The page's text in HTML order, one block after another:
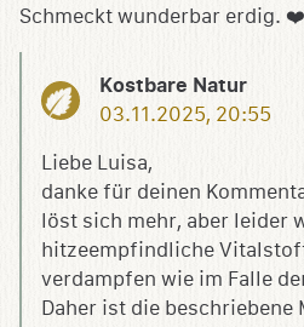
Schmeckt wunderbar erdig. ❤️
Kostbare Natur
03.11.2025, 20:55
Liebe Luisa,
danke für deinen
löst sich mehr, aber leider
hitzeempfindliche
verdampfen wie im Falle
Daher ist die beschriebene